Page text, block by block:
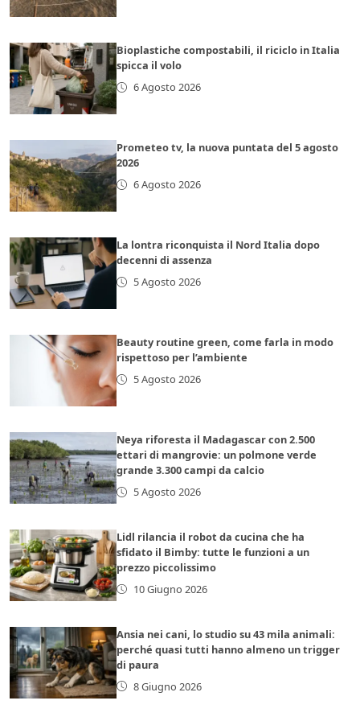
Bioplastiche compostabili, il riciclo in Italia
spicca il volo
6 Agosto 2026
Prometeo tv, la nuova puntata del 5 agosto
2026
6 Agosto 2026
La lontra riconquista il Nord Italia dopo
decenni di assenza
5 Agosto 2026
Beauty routine green, come farla in modo
rispettoso per l’ambiente
5 Agosto 2026
Neya riforesta il Madagascar con 2.500
ettari di mangrovie: un polmone verde
grande 3.300 campi da calcio
5 Agosto 2026
Lidl rilancia il robot da cucina che ha
sfidato il Bimby: tutte le funzioni a un
prezzo piccolissimo
10 Giugno 2026
Ansia nei cani, lo studio su 43 mila animali:
perché quasi tutti hanno almeno un trigger
di paura
8 Giugno 2026